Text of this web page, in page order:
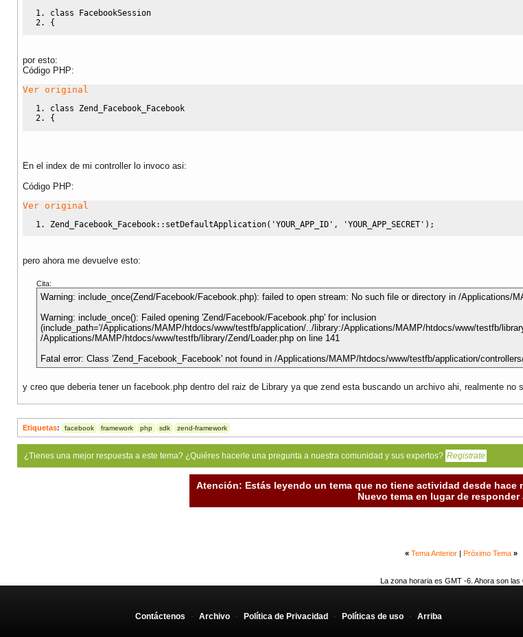
class FacebookSession
{
por esto:
Código PHP:
Ver original
class Zend_Facebook_Facebook
{
En el index de mi controller lo invoco asi:
Código PHP:
Ver original
Zend_Facebook_Facebook:: setDefaultApplication( 'YOUR_APP_ID' , 'YOUR_APP_SECRET' ) ;
pero ahora me devuelve esto:
Cita:
Warning: include_once(Zend/Facebook/Facebook.php): failed to open stream: No such file or directory in /Applications/
Warning: include_once(): Failed opening 'Zend/Facebook/Facebook.php' for inclusion
(include_path='/Applications/MAMP/htdocs/www/testfb/application/../library:/Applications/MAMP/htdocs/www/testfb/
/Applications/MAMP/htdocs/www/testfb/library/Zend/Loader.php on line 141
Fatal error: Class 'Zend_Facebook_Facebook' not found in /Applications/MAMP/htdocs/www/testfb/application/
y creo que deberia tener un facebook.php dentro del raiz de Library ya que zend esta buscando un archivo ahi, realmente no
Etiquetas: facebook framework php sdk zend-framework
¿Tienes una mejor respuesta a este tema? ¿Quiéres hacerle una pregunta a nuestra comunidad y sus expertos? Registrate
Atención: Estás leyendo un tema que no tiene actividad desde hace
Nuevo tema en lugar de responder
« Tema Anterior Próximo Tema »
La zona horaria es GMT -6. Ahora son las
Contáctenos - Archivo - Política de Privacidad - Políticas de uso - Arriba